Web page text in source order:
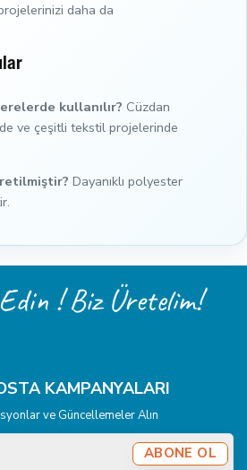
daha da
kullanılır? Cüzdan
ve çeşitli tekstil projelerinde
Dayanıklı polyester
! Biz Üretelim!
KAMPANYALARI
ve Güncellemeler Alın
ABONE OL